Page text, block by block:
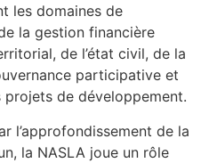
les domaines de
la gestion financière
de l’état civil, de la
participative et
projets de développement.
l’approfondissement de la
la NASLA joue un rôle